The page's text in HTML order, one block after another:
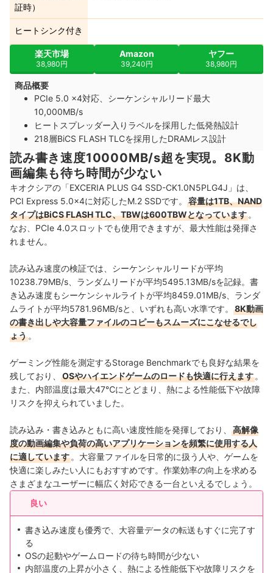
証時）
ヒートシンク付き
楽天市場
38,980円
Amazon
39,240円
ヤフー
38,980円
商品概要
PCIe 5.0 x4対応、シーケンシャルリード最大
10,000MB/s
ヒートスプレッダー入りラベルを採用した低発熱設計
218層BiCS FLASH TLCを採用したDRAMレス設計
読み書き速度10000MB/s超を実現。8K動
画編集も待ち時間が少ない
キオクシアの「EXCERIA PLUS G4 SSD-CK1.0N5PLG4J」は、
PCI Express 5.0×4に対応したM.2 SSDです。
容量は1TB、NAND
タイプはBiCS FLASH TLC、TBWは600TBWとなっています 。
なお、PCIe 4.0スロットでも使用できますが、最大性能は発揮さ
れません。
読み込み速度の検証では、シーケンシャルリードが平均
10238.79MB/s、ランダムリードが平均5495.13MB/sを記録。書
き込み速度もシーケンシャルライトが平均8459.01MB/s、ランダ
ムライトが平均5781.96MB/sと、いずれも高い水準です。
8K動画
の書き出しや大容量ファイルのコピーもスムーズにこなせるでし
ょう 。
ゲーミング性能を測定するStorage Benchmarkでも良好な結果を
残しており、
OSやハイエンドゲームのロードも快適に行えます 。
また、内部温度は最大47℃にとどまり、熱による性能低下や故障
リスクを抑えられていました。
読み込み・書き込みともに高い速度性能を発揮しており、
高解像
度の動画編集や負荷の高いアプリケーションを頻繁に使用する人
に適しています 。大容量ファイルを日常的に扱う人や、ゲームを
快適に楽しみたい人にもおすすめです。作業効率の向上を求める
さまざまなユーザーに幅広く対応できる一台といえるでしょう。
良い
書き込み速度も優秀で、大容量データの転送もすぐに完了す
る
OSの起動やゲームロードの待ち時間が少ない
内部温度の上昇が小さく、熱による性能低下や故障リスクを